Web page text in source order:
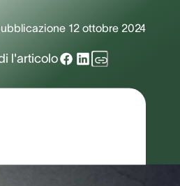
12 ottobre 2024
l'articolo